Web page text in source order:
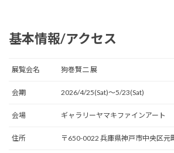
基本情報/アクセス
展覧会名 狗巻賢二 展
会期 2026/4/25(Sat)〜5/23(Sat)
会場 ギャラリーヤマキファインアート
住所 〒650-0022 兵庫県神戸市中央区元